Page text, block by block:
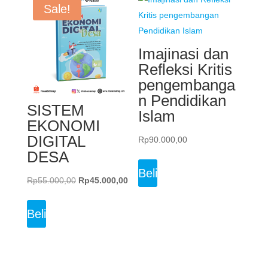
Sale!
SISTEM
EKONOMI
DIGITAL
DESA
Rp55.000,00 Original
Rp45.000,00Current
Beli
Imajinasi dan
Refleksi Kritis
pengembanga
n Pendidikan
Islam
Rp90.000,00
Beli